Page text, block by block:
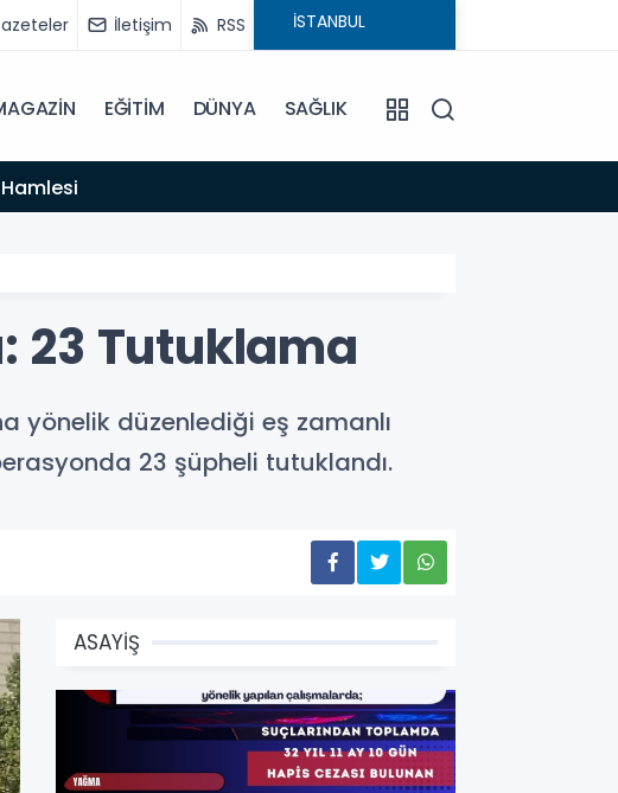
İletişim RSS
EĞİTİM DÜNYA SAĞLIK
23 Tutuklama
yönelik düzenlediği eş zamanlı
23 şüpheli tutuklandı.
ASAYİŞ